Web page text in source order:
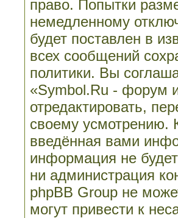
право. Попытки
немедленному
будет поставлен в
всех сообщений
политики. Вы
«Symbol.Ru - форум
отредактировать,
своему усмотрению.
введённая вами
информация не
ни администрация
phpBB Group не
могут привести к